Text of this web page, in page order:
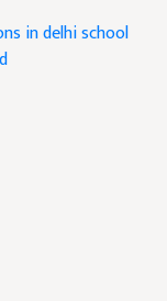
in delhischool